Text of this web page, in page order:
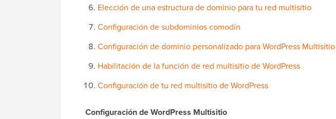
Elección de una estructura de dominio para tu red multisitio
Configuración de subdominios comodín
Configuración de dominio personalizado para WordPress Multisitio
Habilitación de la función de red multisitio de WordPress
Configuración de tu red multisitio de WordPress
Configuración de WordPress Multisitio